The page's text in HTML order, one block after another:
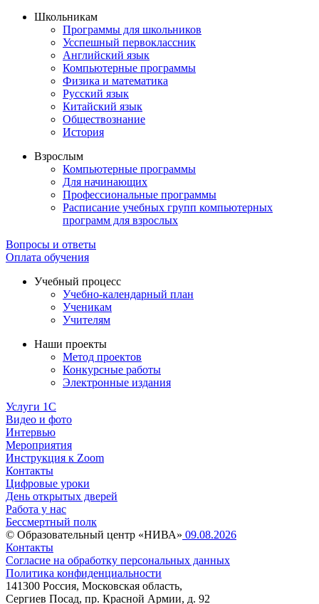
Школьникам
Программы для школьников
Усспешный первоклассник
Английский язык
Компьютерные программы
Физика и математика
Русский язык
Китайский язык
Обществознание
История
Взрослым
Компьютерные программы
Для начинающих
Профессиональные программы
Расписание учебных групп компьютерных
программ для взрослых
Вопросы и ответы
Оплата обучения
Учебный процесс
Учебно-календарный план
Ученикам
Учителям
Наши проекты
Метод проектов
Конкурсные работы
Электронные издания
Услуги 1C
Видео и фото
Интервью
Мероприятия
Инструкция к Zoom
Контакты
Цифровые уроки
День открытых дверей
Работа у нас
Бессмертный полк
© Образовательный центр «НИВА» 09.08.2026
Контакты
Согласие на обработку персональных данных
Политика конфиденциальности
141300 Россия, Московская область,
Сергиев Посад, пр. Красной Армии, д. 92